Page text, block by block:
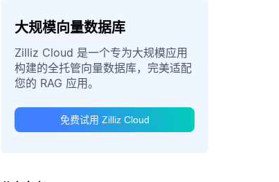
大规模向量数据库
Zilliz Cloud 是一个专为大规模应用
构建的全托管向量数据库，完美适配
您的 RAG 应用。
免费试用 Zilliz Cloud